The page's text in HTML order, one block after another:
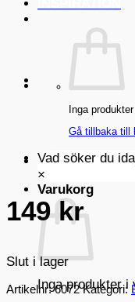
Inga
Gå tillbaka till
Vad söker du
×
Varukorg
Inga produkter i
149kr
Slut i lager
Artikelnr:6072 Kategori: